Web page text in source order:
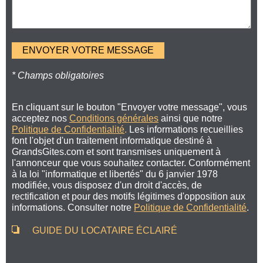
* Champs obligatoires
En cliquant sur le bouton "Envoyer votre message", vous
acceptez nos Conditions générales ainsi que notre
Politique de Confidentialité. Les informations recueillies
font l'objet d'un traitement informatique destiné à
GrandsGites.com et sont transmises uniquement à
l'annonceur que vous souhaitez contacter. Conformément
à la loi "informatique et libertés" du 6 janvier 1978
modifiée, vous disposez d'un droit d'accès, de
rectification et pour des motifs légitimes d'opposition aux
informations. Consulter notre Politique de Confidentialité.
GUIDE DU LOCATAIRE ÉCLAIRÉ